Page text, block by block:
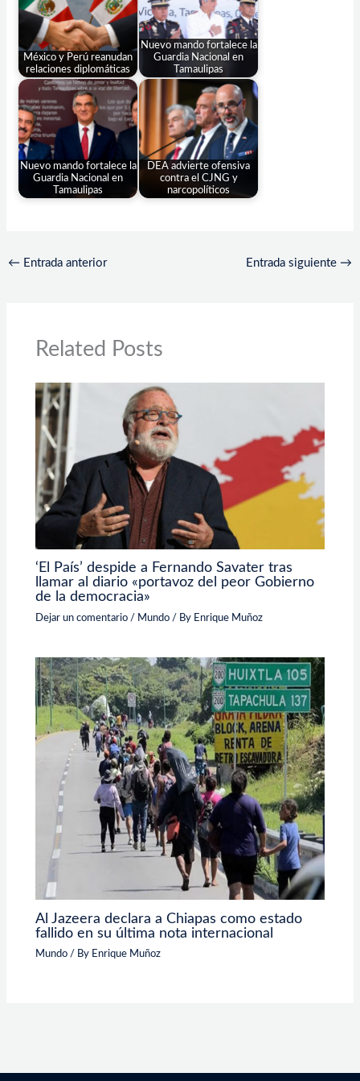
México y Perú reanudan
relaciones diplomáticas
Nuevo mando fortalece la
Guardia Nacional en
Tamaulipas
Nuevo mando fortalece la
Guardia Nacional en
Tamaulipas
DEA advierte ofensiva
contra el CJNG y
narcopolíticos
← Entrada anterior Entrada siguiente →
Related Posts
‘El País’ despide a Fernando Savater tras
llamar al diario «portavoz del peor Gobierno
de la democracia»
Dejar un comentario / Mundo / By Enrique Muñoz
Al Jazeera declara a Chiapas como estado
fallido en su última nota internacional
Mundo / By Enrique Muñoz